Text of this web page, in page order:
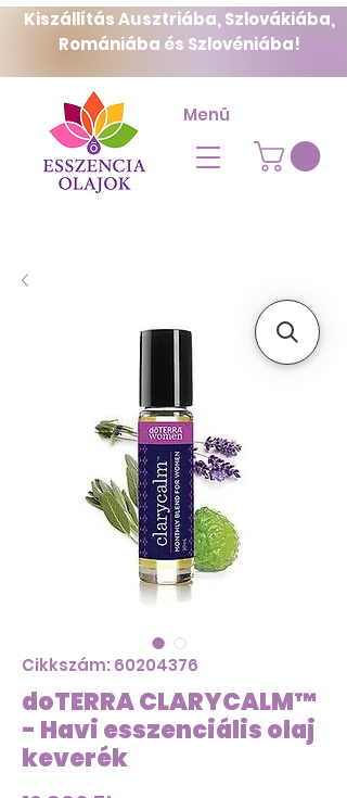
Kiszállítás Ausztriába, Szlovákiába,
Romániába és Szlovéniába!
Menü
Cikkszám: 60204376
doTERRA CLARYCALM™
- Havi esszenciális olaj
keverék